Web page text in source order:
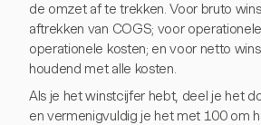
de omzet af te trekken. Voor bruto
aftrekken van COGS; voor
operationele kosten; en voor netto
houdend met alle kosten.
Als je het winstcijfer hebt, deel je het
en vermenigvuldig je het met 100 om